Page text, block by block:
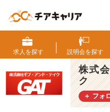
人
研
修
の
㊙
内
容！！
求人を探す 説明会を探す
株式
ク
＋ フォ